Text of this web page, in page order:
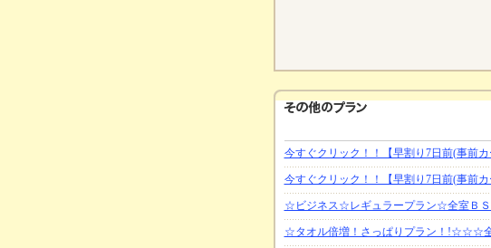
今すぐクリック！！【早割り7日前(事前
今すぐクリック！！【早割り7日前(事前
☆ビジネス☆レギュラープラン☆全室Ｂ
☆タオル倍増！さっぱりプラン！!☆☆☆